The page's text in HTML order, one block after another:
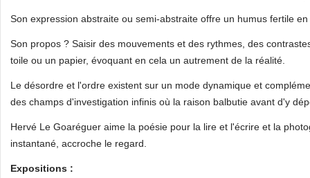
Son expression abstraite ou semi-abstraite offre un humus fertile
Son propos ? Saisir des mouvements et des rythmes, des
toile ou un papier, évoquant en cela un autrement de la réalité.
Le désordre et l'ordre existent sur un mode dynamique et
des champs d'investigation infinis où la raison balbutie avant d'y
Hervé Le Goaréguer aime la poésie pour la lire et l'écrire et la
instantané, accroche le regard.
Expositions :